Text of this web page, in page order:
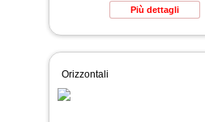
Più dettagli
Orizzontali